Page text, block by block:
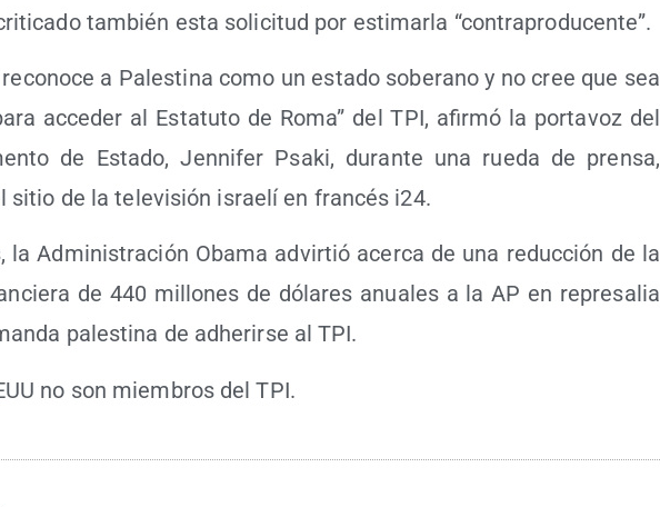
tam­bién esta soli­ci­tud por esti­mar­la “con­tra­pro­du­cen­te”.
reco­no­ce a Pales­ti­na como un esta­do sobe­rano y no cree que sea
acce­der al Esta­tu­to de Roma” del TPI, afir­mó la por­ta­voz del
de Esta­do, Jen­ni­fer Psa­ki, duran­te una rue­da de pren­sa,
sitio de la tele­vi­sión israe­lí en fran­cés i24.
la Admi­nis­tra­ción Oba­ma advir­tió acer­ca de una reduc­ción de la
de 440 millo­nes de dóla­res anua­les a la AP en repre­sa­lia
pales­ti­na de adhe­rir­se al TPI.
no son miem­bros del TPI.